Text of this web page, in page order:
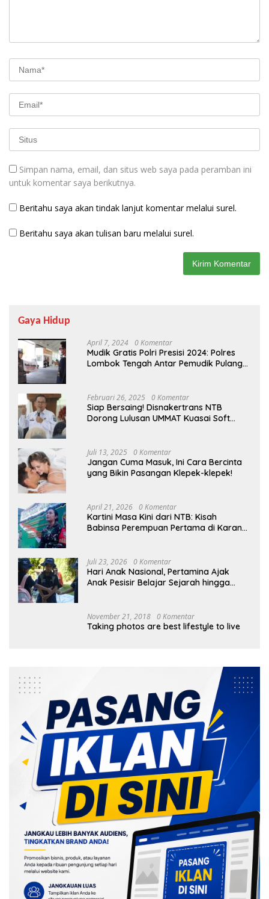
Simpan nama, email, dan situs web saya pada peramban ini
untuk komentar saya berikutnya.
Beritahu saya akan tindak lanjut komentar melalui surel.
Beritahu saya akan tulisan baru melalui surel.
Gaya Hidup
April 7, 2024 0 Komentar
Mudik Gratis Polri Presisi 2024: Polres
Lombok Tengah Antar Pemudik Pulang
Februari 26, 2025 0 Komentar
Siap Bersaing! Disnakertrans NTB
Dorong Lulusan UMMAT Kuasai Soft
Juli 13, 2025 0 Komentar
Jangan Cuma Masuk, Ini Cara Bercinta
yang Bikin Pasangan Klepek-klepek!
April 21, 2026 0 Komentar
Kartini Masa Kini dari NTB: Kisah
Babinsa Perempuan Pertama di Karang
Juli 23, 2026 0 Komentar
Hari Anak Nasional, Pertamina Ajak
Anak Pesisir Belajar Sejarah hingga
November 21, 2018 0 Komentar
Taking photos are best lifestyle to live